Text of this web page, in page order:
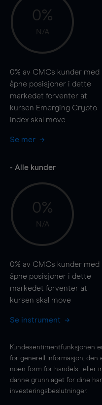
0%
N/A
0% av CMCs kunder med
åpne posisjoner i dette
markedet forventer at
kursen Emerging Crypto
Index skal move
Se mer
- Alle kunder
0%
N/A
0% av CMCs kunder med
åpne posisjoner i dette
markedet forventer at
kursen skal move
Se instrument
Kundesentimentfunksjonen
for generell informasjon, den
noen form for handels- eller
danne grunnlaget for dine
investeringsbeslutninger.